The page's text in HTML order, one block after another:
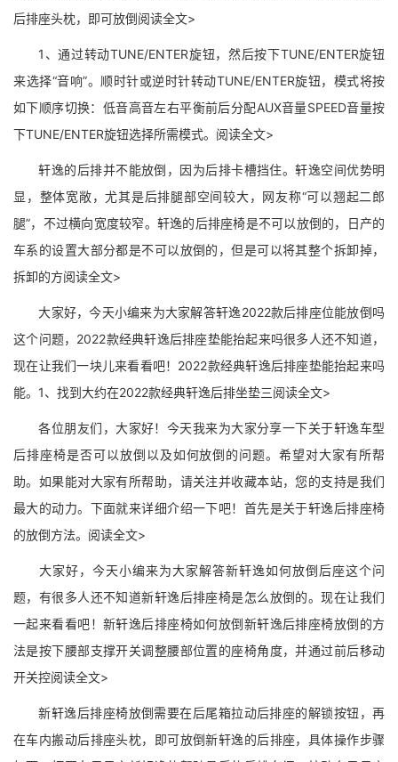
后排座头枕，即可放倒阅读全文>
1、通过转动TUNE/ENTER旋钮，然后按下TUNE/ENTER旋钮
来选择“音响”。顺时针或逆时针转动TUNE/ENTER旋钮，模式将按
如下顺序切换：低音高音左右平衡前后分配AUX音量SPEED音量按
下TUNE/ENTER旋钮选择所需模式。阅读全文>
轩逸的后排并不能放倒，因为后排卡槽挡住。轩逸空间优势明
显，整体宽敞，尤其是后排腿部空间较大，网友称“可以翘起二郎
腿”，不过横向宽度较窄。轩逸的后排座椅是不可以放倒的，日产的
车系的设置大部分都是不可以放倒的，但是可以将其整个拆卸掉，
拆卸的方阅读全文>
大家好，今天小编来为大家解答轩逸2022款后排座位能放倒吗
这个问题，2022款经典轩逸后排座垫能抬起来吗很多人还不知道，
现在让我们一块儿来看看吧！2022款经典轩逸后排座垫能抬起来吗
能。1、找到大约在2022款经典轩逸后排坐垫三阅读全文>
各位朋友们，大家好！今天我来为大家分享一下关于轩逸车型
后排座椅是否可以放倒以及如何放倒的问题。希望对大家有所帮
助。如果能对大家有所帮助，请关注并收藏本站，您的支持是我们
最大的动力。下面就来详细介绍一下吧！首先是关于轩逸后排座椅
的放倒方法。阅读全文>
大家好，今天小编来为大家解答新轩逸如何放倒后座这个问
题，有很多人还不知道新轩逸后排座椅是怎么放倒的。现在让我们
一起来看看吧！新轩逸后排座椅如何放倒新轩逸后排座椅放倒的方
法是按下腰部支撑开关调整腰部位置的座椅角度，并通过前后移动
开关控阅读全文>
新轩逸后排座椅放倒需要在后尾箱拉动后排座的解锁按钮，再
在车内搬动后排座头枕，即可放倒新轩逸的后排座，具体操作步骤